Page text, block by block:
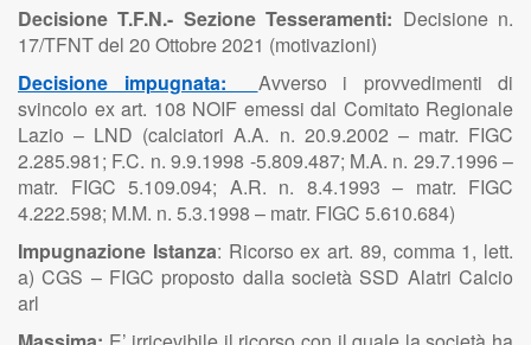
Decisione T.F.N.- Sezione Tesseramenti: Decisione n.
17/TFNT del 20 Ottobre 2021 (motivazioni)
Decisione impugnata: Avverso i provvedimenti di
svincolo ex art. 108 NOIF emessi dal Comitato Regionale
Lazio – LND (calciatori A.A. n. 20.9.2002 – matr. FIGC
2.285.981; F.C. n. 9.9.1998 -5.809.487; M.A. n. 29.7.1996 –
matr. FIGC 5.109.094; A.R. n. 8.4.1993 – matr. FIGC
4.222.598; M.M. n. 5.3.1998 – matr. FIGC 5.610.684)
Impugnazione Istanza: Ricorso ex art. 89, comma 1, lett.
a) CGS – FIGC proposto dalla società SSD Alatri Calcio
arl